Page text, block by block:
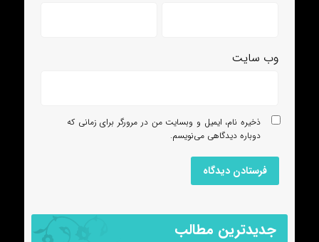
وب‌ سایت
ذخیره نام، ایمیل و وبسایت من در مرورگر برای زمانی که
دوباره دیدگاهی می‌نویسم.
جدیدترین مطالب